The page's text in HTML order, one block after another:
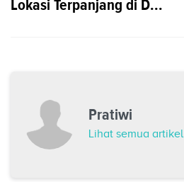
Lokasi Terpanjang di D...
Pratiwi
Lihat semua artikel